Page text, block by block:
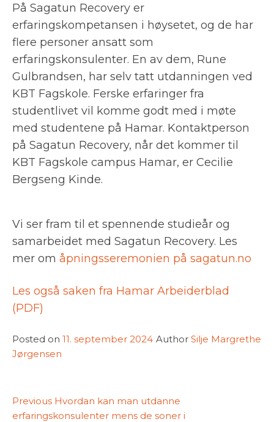
På Sagatun Recovery er
erfaringskompetansen i høysetet, og de har
flere personer ansatt som
erfaringskonsulenter. En av dem, Rune
Gulbrandsen, har selv tatt utdanningen ved
KBT Fagskole. Ferske erfaringer fra
studentlivet vil komme godt med i møte
med studentene på Hamar. Kontaktperson
på Sagatun Recovery, når det kommer til
KBT Fagskole campus Hamar, er Cecilie
Bergseng Kinde.
Vi ser fram til et spennende studieår og
samarbeidet med Sagatun Recovery. Les
mer om åpningsseremonien på sagatun.no
Les også saken fra Hamar Arbeiderblad
(PDF)
Posted on 11. september 2024 Author Silje Margrethe
Jørgensen
Innleggsnavigasjon
Previous Previous
post:
Hvordan kan man utdanne
erfaringskonsulenter mens de soner i